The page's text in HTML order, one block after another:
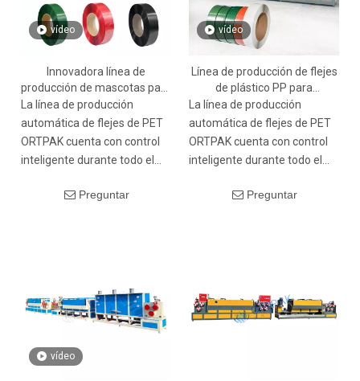
vídeo
Innovadora línea de
producción de mascotas para
la creación automática de
correas aislantes
La línea de producción
automática de flejes de PET
ORTPAK cuenta con control
inteligente durante todo el
producción, precisión
producción a gran escala de
flejes.
Preguntar
vídeo
Línea de producción de flejes
de plástico PP para
mascotas/ Línea de
extrusión/ Máquina para
fabricar correas de embalaje
La línea de producción
automática de flejes de PET
ORTPAK cuenta con control
inteligente durante todo el
producción, precisión
flejes.
Preguntar
vídeo